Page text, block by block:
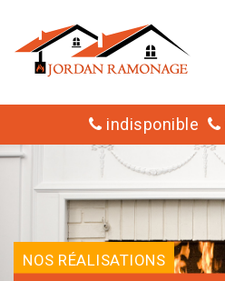
indisponible
NOS RÉALISATIONS